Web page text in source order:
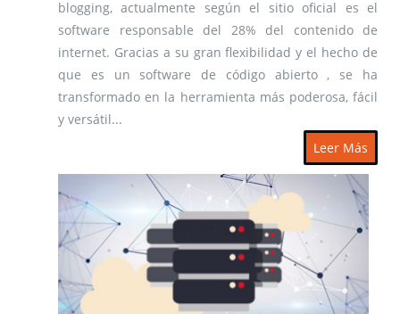
blogging, actualmente según el sitio oficial es el
software responsable del 28% del contenido de
internet. Gracias a su gran flexibilidad y el hecho de
que es un software de código abierto , se ha
transformado en la herramienta más poderosa, fácil
y versátil...
Leer Más